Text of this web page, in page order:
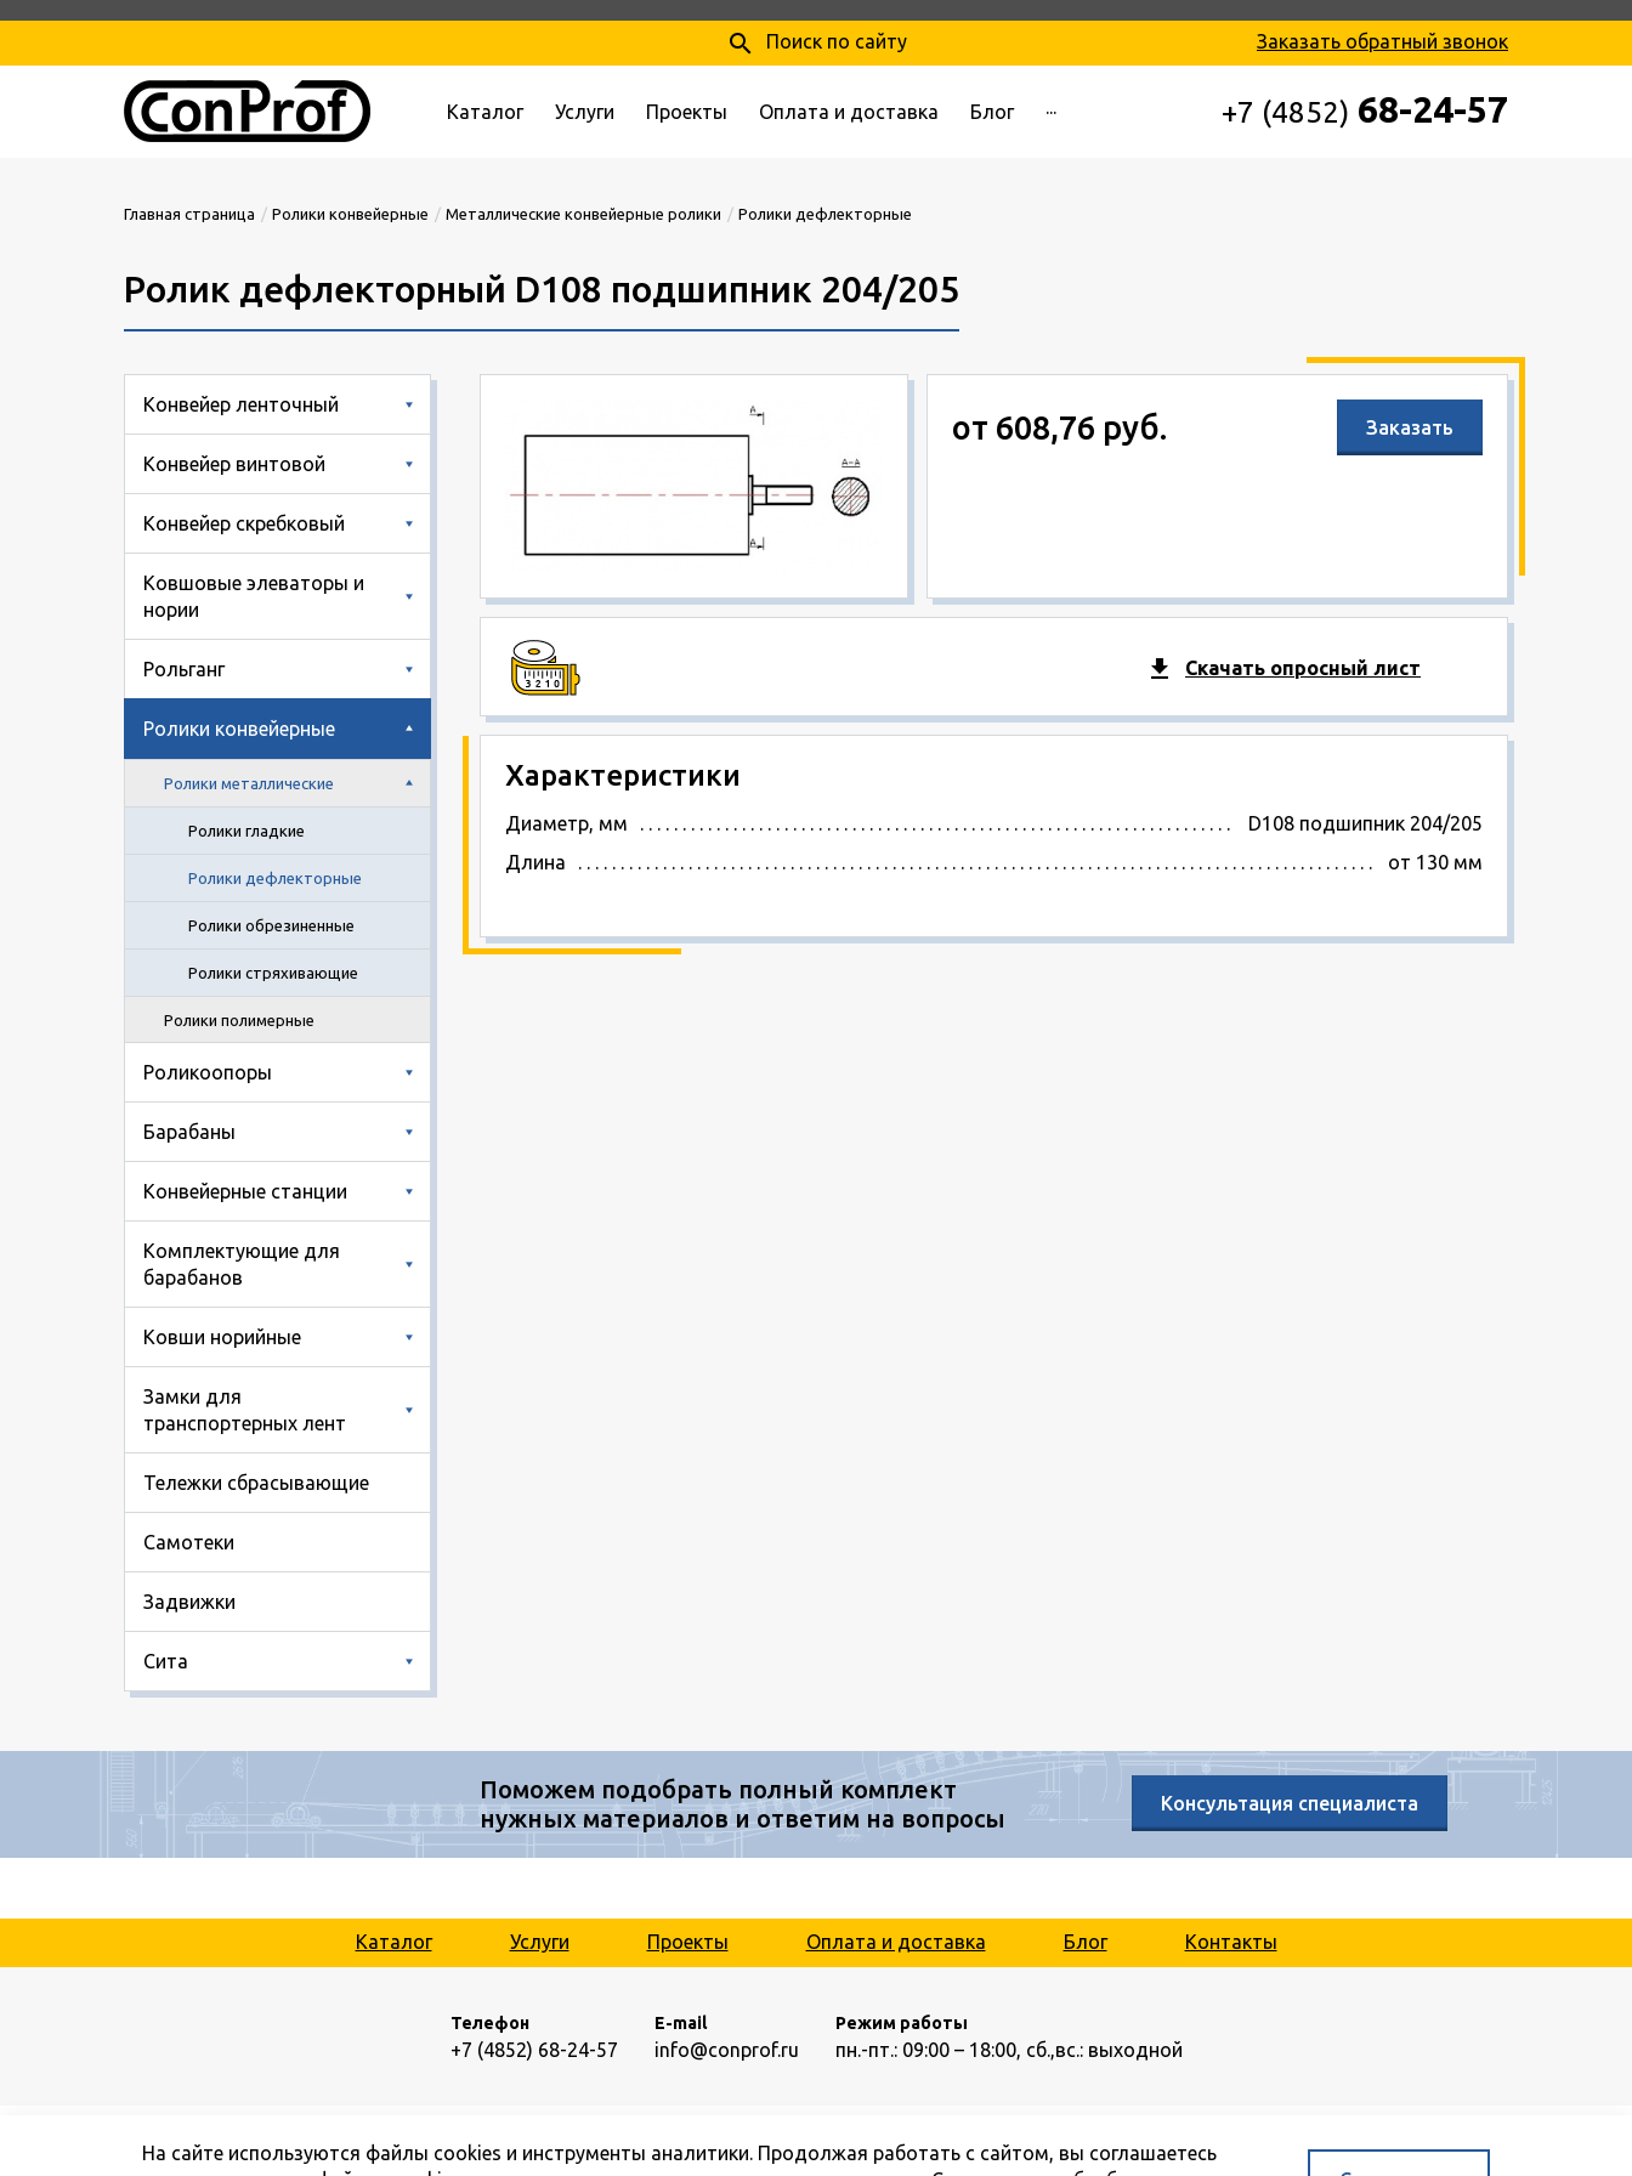
search Поиск по сайту Заказать обратный звонок
Каталог Услуги Проекты Оплата и доставка Блог ··· +7 (4852) 68-24-57
Главная страница Ролики конвейерные Металлические конвейерные ролики Ролики дефлекторные
Ролик дефлекторный D108 подшипник 204/205
Конвейер ленточный
Конвейер винтовой
Конвейер скребковый
Ковшовые элеваторы и
нории
Рольганг
Ролики конвейерные
Ролики металлические
Ролики гладкие
Ролики дефлекторные
Ролики обрезиненные
Ролики стряхивающие
Ролики полимерные
Роликоопоры
Барабаны
Конвейерные станции
Комплектующие для
барабанов
Ковши норийные
Замки для
транспортерных лент
Тележки сбрасывающие
Самотеки
Задвижки
Сита
от 608,76 руб. Заказать
Скачать опросный лист
Характеристики
Диаметр, мм
D108 подшипник 204/205
Длина
от 130 мм
Поможем подобрать полный комплект
нужных материалов и ответим на вопросы
Консультация специалиста
Каталог Услуги Проекты Оплата и доставка Блог Контакты
Телефон
+7 (4852) 68-24-57
E-mail
info@conprof.ru
Режим работы
пн.-пт.: 09:00 – 18:00, сб.,вс.: выходной
© ООО «Конпроф», 2026
На сайте используются файлы cookies и инструменты аналитики. Продолжая работать с сайтом, вы соглашаетесь